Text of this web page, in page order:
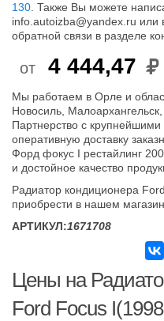
130 . Также Вы можете
info.autoizba@yandex.ru или
обратной связи в разделе
от 4 444,47
Мы работаем в Орле и
Новосиль,
Партнерство с
оперативную доставку
Форд фокус I рестайлинг
и достойное качество
Радиатор кондиционера
приобрести в нашем
АРТИКУЛ:1671708
Цены на
Ford Focus